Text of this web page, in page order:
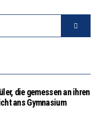
die gemessen an ihren
ans Gymnasium